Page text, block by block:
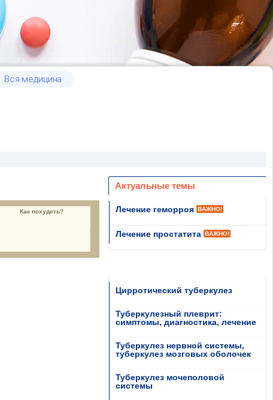
Вся медицина
Как похудеть?
Актуальные темы
Лечение геморроя ВАЖНО!
Лечение простатита ВАЖНО!
Цирротический туберкулез
Туберкулезный плеврит:
симптомы, диагностика, лечение
Туберкулез нервной системы,
туберкулез мозговых оболочек
Туберкулез мочеполовой
системы